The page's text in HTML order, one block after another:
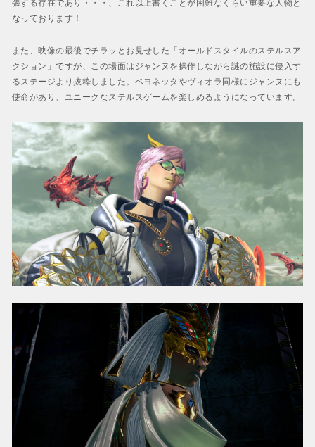
張する存在であり・・・、これ以上書くことが困難なくらい重要な人物と
なっております！
また、映像の最後でチラッとお見せした「オールドスタイルのステルスア
クション」ですが、この場面はジャンヌを操作しながら謎の施設に侵入す
るステージより抜粋しました。ベヨネッタやヴィオラ同様にジャンヌにも
使命があり、ユニークなステルスゲームを楽しめるようになっています。